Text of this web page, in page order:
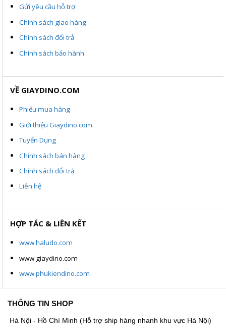
Gửi yêu cầu hỗ trợ
Chính sách giao hàng
Chính sách đổi trả
Chính sách bảo hành
VỀ GIAYDINO.COM
Phiếu mua hàng
Giới thiệu Giaydino.com
Tuyển Dụng
Chính sách bán hàng
Chính sách đổi trả
Liên hệ
HỢP TÁC & LIÊN KẾT
www.haludo.com
www.giaydino.com
www.phukiendino.com
THÔNG TIN SHOP
Hà Nội - Hồ Chí Minh (Hỗ trợ ship hàng nhanh khu vực Hà Nội)